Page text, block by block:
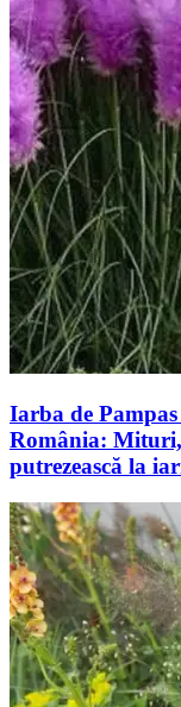
Iarba de
România:
putrezească la